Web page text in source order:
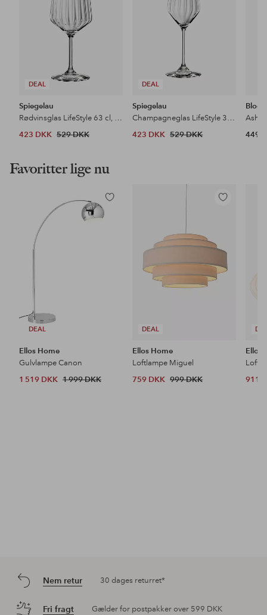
DEAL
Spiegelau
Rødvinsglas LifeStyle 63 cl, 4-pak
423 DKK 529 DKK
DEAL
Spiegelau
Champagneglas LifeStyle 31 cl, 4-pak
423 DKK 529 DKK
Asha
449
Favoritter lige nu
DEAL
Tilføj
til
Ellos Home
Gulvlampe Canon
1 519 DKK 1 999 DKK
DEAL
Tilføj
Ellos Home
Loftlampe Miguel
759 DKK 999 DKK
Ellos
911
Nem retur 30 dages returret*
Fri fragt Gælder for postpakker over 599 DKK